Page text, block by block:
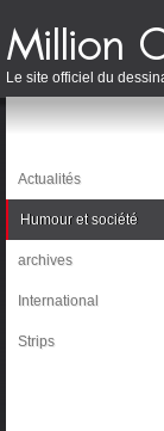
Le site officiel du
Actualités
Humour et société
archives
International
Strips